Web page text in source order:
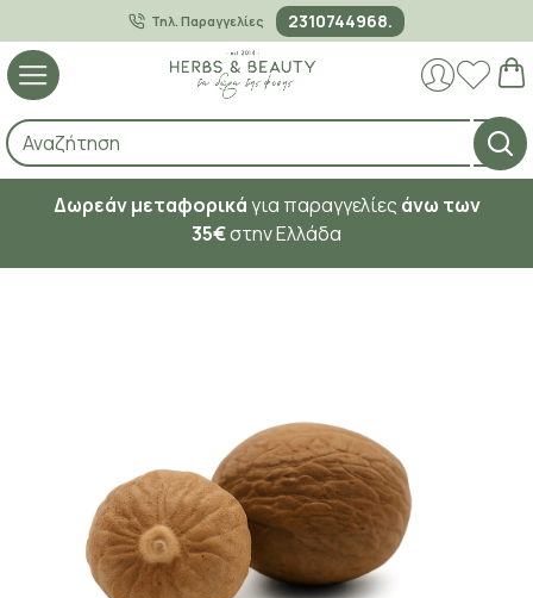
Τηλ. Παραγγελίες 2310744968.
Δωρεάν μεταφορικάγια παραγγελίες άνω των
35€στην Ελλάδα